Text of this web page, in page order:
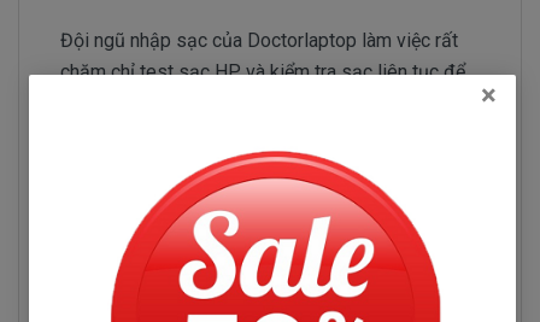
Đội ngũ nhập sạc của Doctorlaptop làm việc rất
chăm chỉ test sạc HP và kiểm tra sạc liên tục để
chỉ tuyển chọn những nhà phân phối sạc có uy tín và
Sạc HP Pavilion 15-CS1081TX
Những hư hỏng thường gặp
×